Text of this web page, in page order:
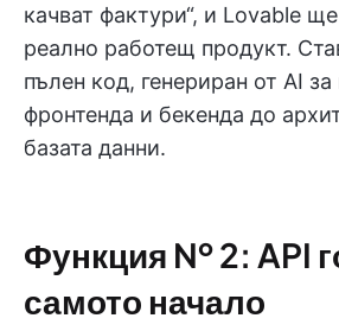
качват фактури“, и Lovable
реално работещ продукт.
пълен код, генериран от AI
фронтенда и бекенда до
базата данни.
Функция № 2: API
самото начало